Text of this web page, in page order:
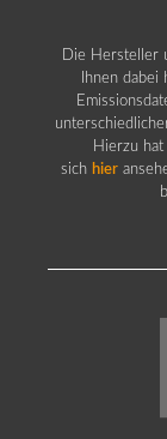
Die Hersteller
Ihnen
Hierzu
sich hier